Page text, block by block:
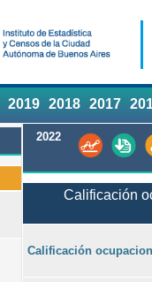
2019 2018 2017
2022
Calificación
Calificación